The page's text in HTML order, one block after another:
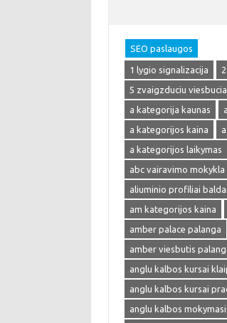
SEO paslaugos
1 lygio signalizacija
5 zvaigzduciu
a kategorija kaunas
a kategorijos kaina
a kategorijos laikymas
abc vairavimo mokykla
aliuminio profiliai
am kategorijos kaina
amber palace palanga
amber viesbutis
anglu kalbos kursai
anglu kalbos kursai
anglu kalbos